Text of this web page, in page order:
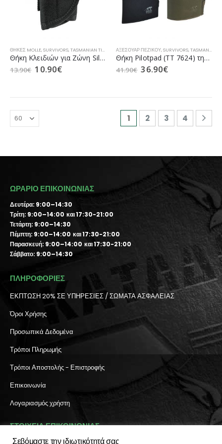
ΘΉΚΕΣ MOLLE,SURVIVORS,TASMANIAN TIGER ΑΞΕΣΟΥΆΡ ΑΕΡΟΠΟΡΊΑΣ,ΑΞΕΣΟΥΆΡ ΝΑΥΤΙΚΟΎ
Θήκη Κλειδιών για Ζώνη Silent Keyholder MKII (TT 7552) της Tasmanian Tiger (Black)
13.90€ 10.90€
ΑΞΕΣΟΥΆΡ ΠΕΖΙΚΟΎ,SURVIVORS,TASMANIAN TIGER
Θήκη Pilotpad (TT 7624) της Tasmanian Tiger (σε 2 Χρώματα)
41.90€ 36.90€
1 2 3 4
ΩΡΑΡΙΟ ΕΠΙΚΟΙΝΩΝΙΑΣ
Δευτέρα: 9:00–14:30
Τρίτη: 9:00–14:00 και 17:30-21:00
Τετάρτη: 9:00–14:30
Πέμπτη: 9:00–14:00 και 17:30-21:00
Παρασκευή: 9:00–14:00 και 17:30-21:00
Σάββατο: 9:00–14:30
ΠΛΗΡΟΦΟΡΙΕΣ
ΕΚΠΤΩΣΗ 20% ΣΕ ΥΠΗΡΕΣΙΕΣ / ΣΩΜΑΤΑ ΑΣΦΑΛΕΙΑΣ
Όροι Χρήσης
Προσωπικά Δεδομένα
Τρόποι Πληρωμής
Τρόποι Αποστολής - Επιστροφής
Επικοινωνία
Λογαριασμός χρήστη
ΣΤΟΙΧΕΙΑ ΕΠΙΚΟΙΝΩΝΙΑΣ
Διεύθυνση:
Σεβόμαστε την ιδιωτικότητά σας